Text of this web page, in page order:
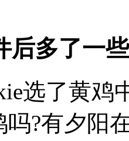
后多了一
选了黄鸡
?有夕阳